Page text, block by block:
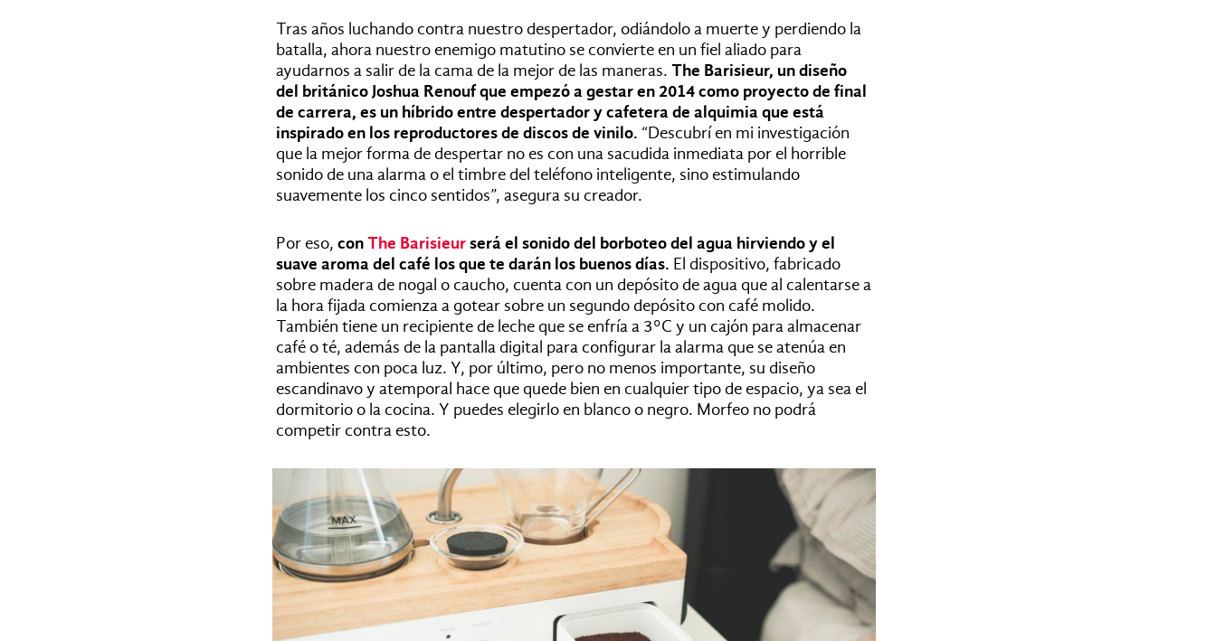
Tras años luchando contra nuestro despertador, odiándolo a muerte y perdiendo la
batalla, ahora nuestro enemigo matutino se convierte en un fiel aliado para
ayudarnos a salir de la cama de la mejor de las maneras. The Barisieur, un diseño
del británico Joshua Renouf que empezó a gestar en 2014 como proyecto de final
de carrera, es un híbrido entre despertador y cafetera de alquimia que está
inspirado en los reproductores de discos de vinilo. “Descubrí en mi investigación
que la mejor forma de despertar no es con una sacudida inmediata por el horrible
sonido de una alarma o el timbre del teléfono inteligente, sino estimulando
suavemente los cinco sentidos”, asegura su creador.
Por eso, conThe Barisieurserá el sonido del borboteo del agua hirviendo y el
suave aroma del café los que te darán los buenos días. El dispositivo, fabricado
sobre madera de nogal o caucho, cuenta con un depósito de agua que al calentarse a
la hora fijada comienza a gotear sobre un segundo depósito con café molido.
También tiene un recipiente de leche que se enfría a 3°C y un cajón para almacenar
café o té, además de la pantalla digital para configurar la alarma que se atenúa en
ambientes con poca luz. Y, por último, pero no menos importante, su diseño
escandinavo y atemporal hace que quede bien en cualquier tipo de espacio, ya sea el
dormitorio o la cocina. Y puedes elegirlo en blanco o negro. Morfeo no podrá
competir contra esto.